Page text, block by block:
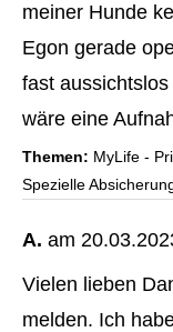
meiner Hunde
Egon gerade
fast
wäre eine
Themen: MyLife -
Spezielle
A. am
Vielen lieben
melden. Ich